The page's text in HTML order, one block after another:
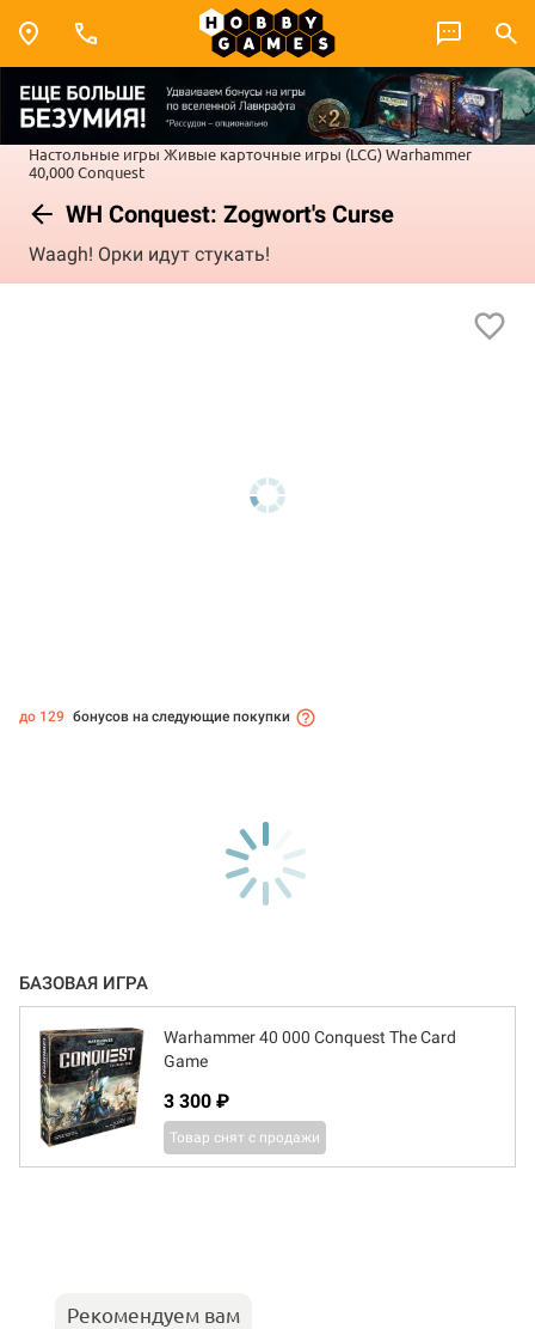
Настольные игры Живые карточные игры (LCG)Warhammer
40,000 Conquest
WH Conquest: Zogwort's Curse
Waagh! Орки идут стукать!
до 129 бонусов на следующие покупки
БАЗОВАЯ ИГРА
Warhammer 40 000 Conquest The Card
Game
3 300 ₽
Товар снят с продажи
Рекомендуем вам